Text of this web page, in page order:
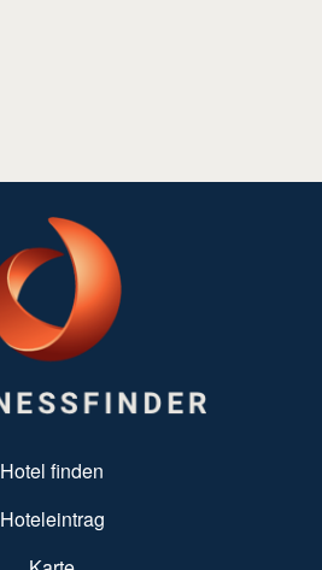
Hotel finden
Hoteleintrag